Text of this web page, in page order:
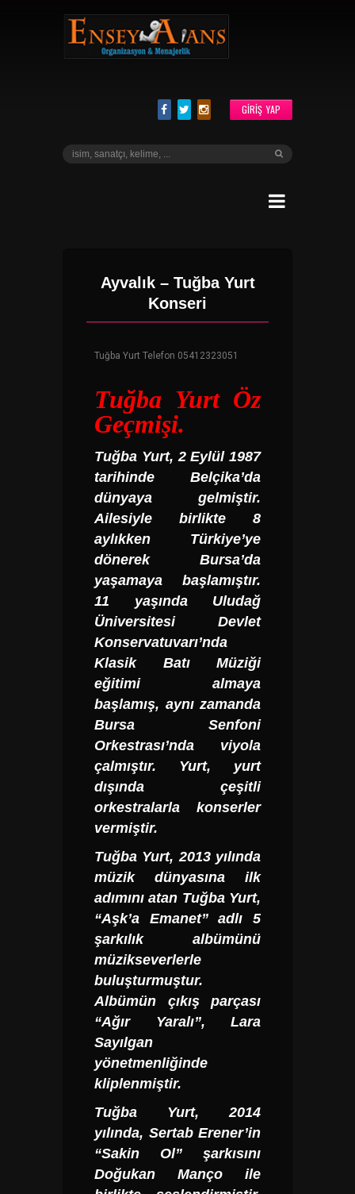
GIRIŞ YAP
Ayvalık – Tuğba Yurt
Konseri
Tuğba Yurt Telefon 05412323051
Tuğba YurtÖz
Geçmişi.
Tuğba Yurt, 2 Eylül 1987
tarihinde Belçika’da
dünyaya gelmiştir.
Ailesiyle birlikte 8
aylıkken Türkiye’ye
dönerek Bursa’da
yaşamaya başlamıştır.
11 yaşında Uludağ
Üniversitesi Devlet
Konservatuvarı’nda
Klasik Batı Müziği
eğitimi almaya
başlamış, aynı zamanda
Bursa Senfoni
Orkestrası’nda viyola
çalmıştır. Yurt, yurt
dışında çeşitli
orkestralarla konserler
vermiştir.
Tuğba Yurt, 2013 yılında
müzik dünyasına ilk
adımını atan Tuğba Yurt,
“Aşk’a Emanet” adlı 5
şarkılık albümünü
müzikseverlerle
buluşturmuştur.
Albümün çıkış parçası
“Ağır Yaralı”, Lara
Sayılgan
yönetmenliğinde
kliplenmiştir.
Tuğba Yurt,
2014
yılında, Sertab Erener’in
“Sakin Ol” şarkısını
Doğukan Manço ile